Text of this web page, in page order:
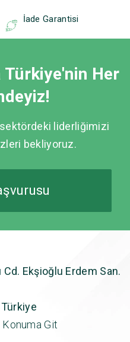
İade Garantisi
Türkiye'nin Her
sektördeki liderliğimizi
bekliyoruz.
Ekşioğlu Erdem San.
Git